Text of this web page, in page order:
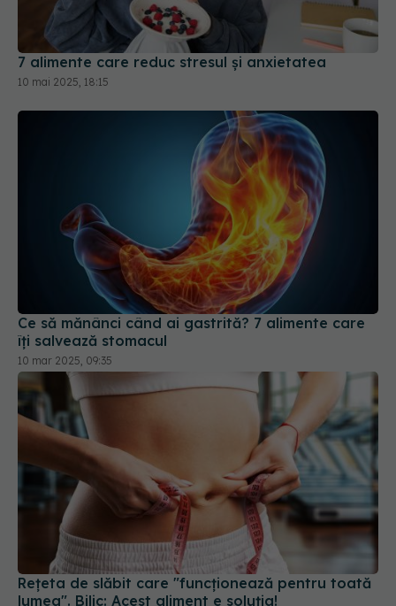
10 mai 2025, 18:15
Ce să mănânci când ai gastrită? 7 alimente care
îți salvează stomacul
10 mar 2025, 09:35
Rețeta de slăbit care "funcționează pentru toată
lumea". Bilic: Acest aliment e soluția!
09 ian 2026, 13:10